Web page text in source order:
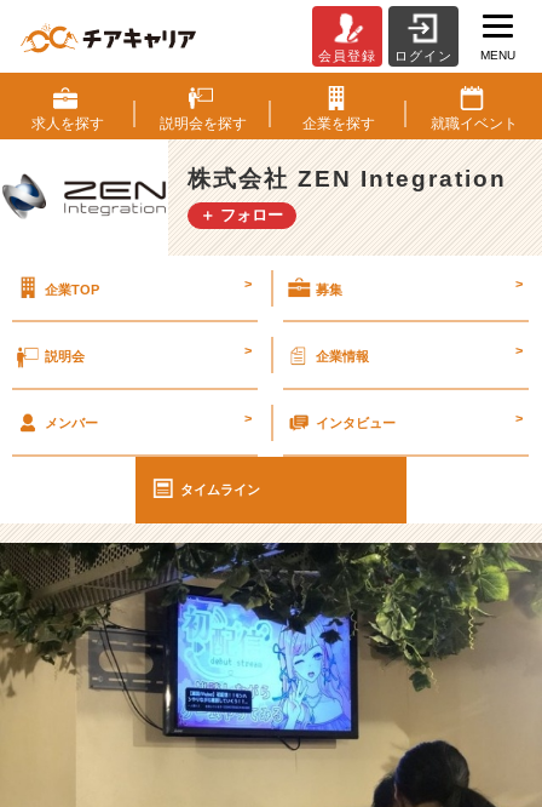
い
に
ラ
イ
ブ
配
し
#
#
2
6
卒
【株
式
会
社
Z
E
N
会員登録 ログイン MENU
求人を探す 説明会を探す 企業を探す 就職イベント
株式会社 ZEN Integration
＋ フォロー
企業TOP > 募集 >
説明会 > 企業情報 >
メンバー > インタビュー >
タイムライン